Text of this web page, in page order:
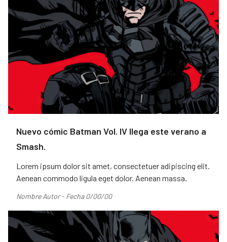
Nuevo cómic Batman Vol. IV llega este verano a
Smash.
Lorem ipsum dolor sit amet, consectetuer adipiscing elit.
Aenean commodo ligula eget dolor. Aenean massa.
Nombre Autor - Fecha 0/00/00